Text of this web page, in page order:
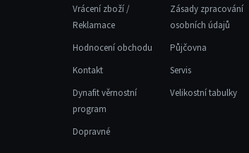
Vrácení zboží /
Reklamace
Hodnocení obchodu
Kontakt
Dynafit věrnostní
program
Dopravné
Zásady zpracování
osobních údajů
Půjčovna
Servis
Velikostní tabulky